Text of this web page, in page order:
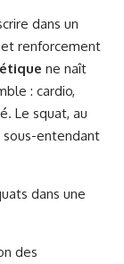
dans un
renforcement
ne naît
: cardio,
Le squat, au
entendant
dans une
des